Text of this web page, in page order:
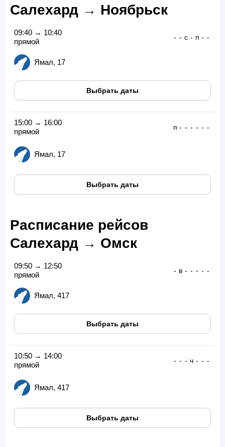
Салехард → Ноябрьск
09:40 → 10:40
прямой
Ямал, 17
- - с - п - -
Выбрать даты
15:00 → 16:00
прямой
Ямал, 17
п - - - - - -
Выбрать даты
Расписание рейсов
Салехард → Омск
09:50 → 12:50
прямой
Ямал, 417
- в - - - - -
Выбрать даты
10:50 → 14:00
прямой
Ямал, 417
- - - ч - - -
Выбрать даты